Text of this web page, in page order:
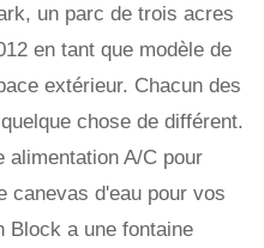
un parc de trois acres
en tant que modèle de
extérieur. Chacun des
chose de différent.
alimentation A/C pour
canevas d'eau pour vos
Block a une fontaine